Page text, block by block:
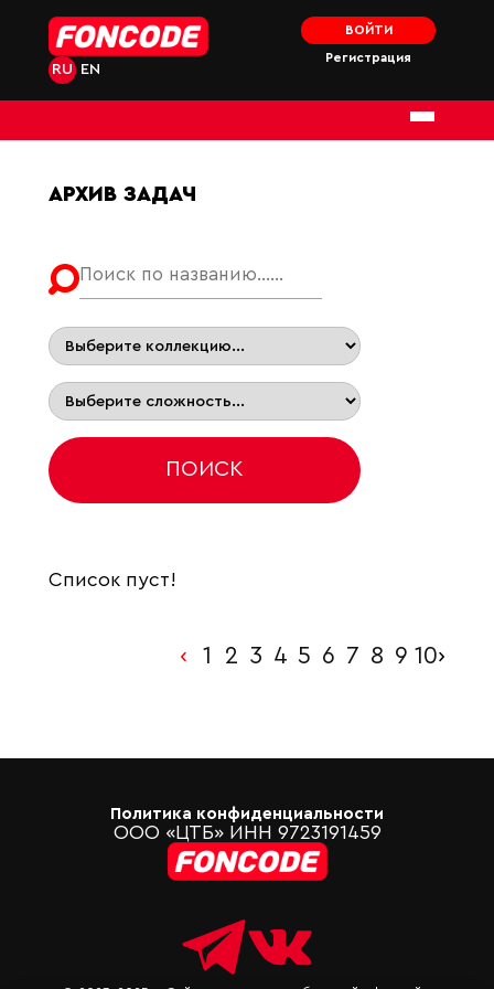
RU EN
ВОЙТИ
Регистрация
АРХИВ ЗАДАЧ
Список пуст!
‹ 1 2 3 4 5 6 7 8 9 10›
Политика конфиденциальности
ООО «ЦТБ» ИНН 9723191459